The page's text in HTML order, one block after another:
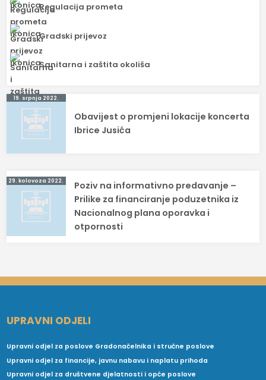
Regulacija prometa
Gradski prijevoz
Sanitarna i zaštita okoliša
Navigacija
objava
19. srpnja 2022.
Obavijest o promjeni lokacije koncerta
Ibrice Jusića
29. kolovoza 2022.
Poziv na informativno predavanje –
Prilike za financiranje poduzetnika iz
Nacionalnog plana oporavka i
otpornosti
UPRAVNI ODJELI
Upravni odjel za poslove Gradonačelnika i stručne poslove
Upravni odjel za financije, javnu nabavu i naplatu prihoda
Upravni odjel za društvene djelatnosti i opće poslove